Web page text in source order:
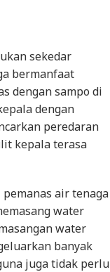
sekedar
bermanfaat
dengan sampo di
dengan
peredaran
kepala terasa
air tenaga
water
water
banyak
juga tidak perlu